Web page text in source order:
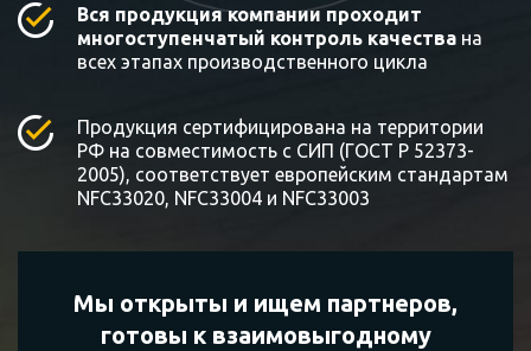
Вся продукция компании проходит
многоступенчатый контроль качества на
всех этапах производственного цикла
Продукция сертифицирована на территории
РФ на совместимость с СИП (ГОСТ Р 52373-
2005), соответствует европейским стандартам
NFC33020, NFC33004 и NFC33003
Мы открыты и ищем партнеров,
готовы квзаимовыгодному